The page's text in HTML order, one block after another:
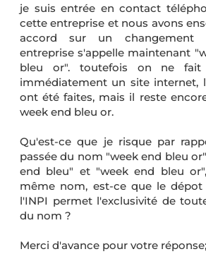
je suis entrée en contact
cette entreprise et nous avons
accord sur un changement
entreprise s'appelle maintenant
bleu or". toutefois on ne fait
immédiatement un site internet,
ont été faites, mais il reste
week end bleu or.
Qu'est-ce que je risque par
passée du nom "week end bleu
end bleu" et "week end bleu
même nom, est-ce que le
l'INPI permet l'exclusivité de
du nom ?
Merci d'avance pour votre réponse;